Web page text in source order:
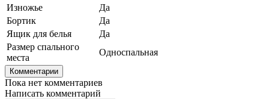
Изножье
Да
Бортик
Да
Ящик для белья
Да
Размер спального
места
Односпальная
Комментарии
Пока нет комментариев
Написать комментарий